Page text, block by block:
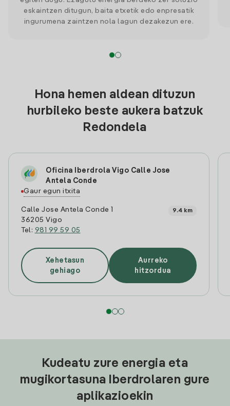
eskaintzen ditugun, baita etxetik edo enpresatik
ingurumena zaintzen nola lagun dezakezun ere.
Hona hemen aldean dituzun
hurbileko beste aukera batzuk
Redondela
Oficina Iberdrola Vigo Calle Jose
Antela Conde
Gaur egun itxita
Calle Jose Antela Conde 1
36205 Vigo
Tel: 981 99 59 05
9.4 km
Xehetasun
gehiago
Aurreko
hitzordua
Kudeatu zure energia eta
mugikortasuna Iberdrolaren gure
aplikazioekin